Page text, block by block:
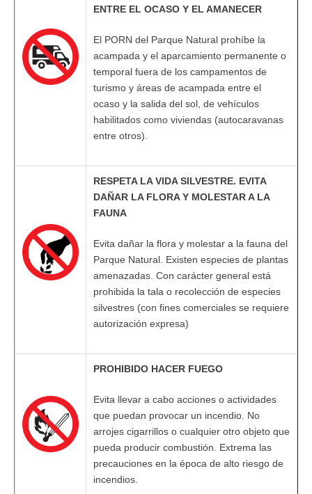
ENTRE EL OCASO Y EL AMANECER
El PORN del Parque Natural prohíbe la
acampada y el aparcamiento permanente o
temporal fuera de los campamentos de
turismo y áreas de acampada entre el
ocaso y la salida del sol, de vehículos
habilitados como viviendas (autocaravanas
entre otros).
RESPETA LA VIDA SILVESTRE. EVITA
DAÑAR LA FLORA Y MOLESTAR A LA
FAUNA
Evita dañar la flora y molestar a la fauna del
Parque Natural. Existen especies de plantas
amenazadas. Con carácter general está
prohibida la tala o recolección de especies
silvestres (con fines comerciales se requiere
autorización expresa)
PROHIBIDO HACER FUEGO
Evita llevar a cabo acciones o actividades
que puedan provocar un incendio. No
arrojes cigarrillos o cualquier otro objeto que
pueda producir combustión. Extrema las
precauciones en la época de alto riesgo de
incendios.